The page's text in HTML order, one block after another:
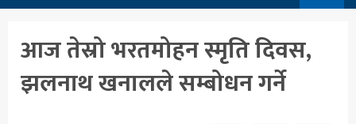
देश
आर्थिक
अन्तर्राष्ट्रिय
आज तेस्रो भरतमोहन स्मृति दिवस,
झलनाथ खनालले सम्बोधन गर्ने